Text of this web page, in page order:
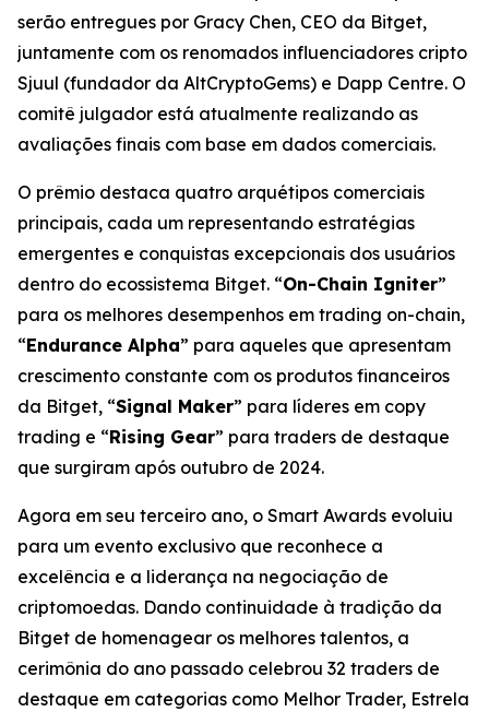
serão entregues por Gracy Chen, CEO da Bitget,
juntamente com os renomados influenciadores cripto
Sjuul (fundador da AltCryptoGems) e Dapp Centre. O
comitê julgador está atualmente realizando as
avaliações finais com base em dados comerciais.
O prêmio destaca quatro arquétipos comerciais
principais, cada um representando estratégias
emergentes e conquistas excepcionais dos usuários
dentro do ecossistema Bitget. “On-Chain Igniter”
para os melhores desempenhos em trading on-chain,
“Endurance Alpha” para aqueles que apresentam
crescimento constante com os produtos financeiros
da Bitget, “Signal Maker” para líderes em copy
trading e “Rising Gear” para traders de destaque
que surgiram após outubro de 2024.
Agora em seu terceiro ano, o Smart Awards evoluiu
para um evento exclusivo que reconhece a
excelência e a liderança na negociação de
criptomoedas. Dando continuidade à tradição da
Bitget de homenagear os melhores talentos, a
cerimônia do ano passado celebrou 32 traders de
destaque em categorias como Melhor Trader, Estrela